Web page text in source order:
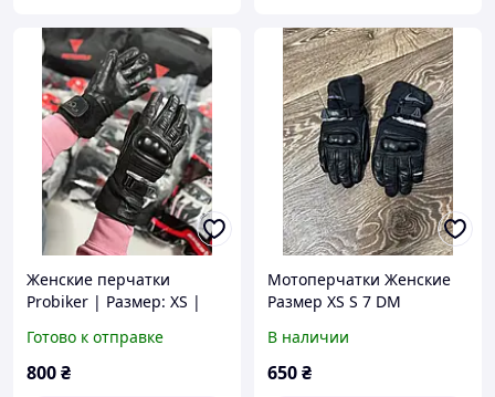
Женские перчатки
Probiker | Размер: ХS |
города
Готово к отправке
800₴
Мотоперчатки Женские
Размер XS S 7 DM
В наличии
650₴